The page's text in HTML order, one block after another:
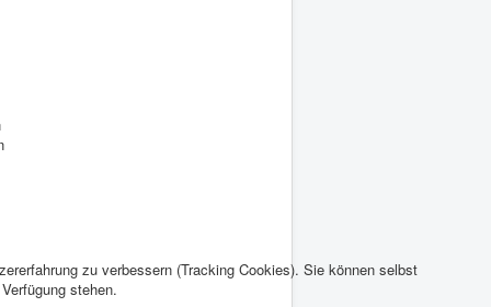
zu verbessern (Tracking Cookies). Sie können selbst
stehen.